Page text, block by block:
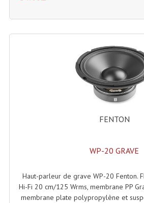
Enceintes Monitoring
Filtres Actifs,
Haut-Parleurs Moteurs
Haut-Parleurs Amplis
Moteurs Pavillons Pour
Tweeters Pour
FENTON
WP-20 GRAVE
Haut-parleur de grave WP-20 Fenton.
Hi-Fi 20 cm/125 Wrms, membrane PP
membrane plate polypropylène et